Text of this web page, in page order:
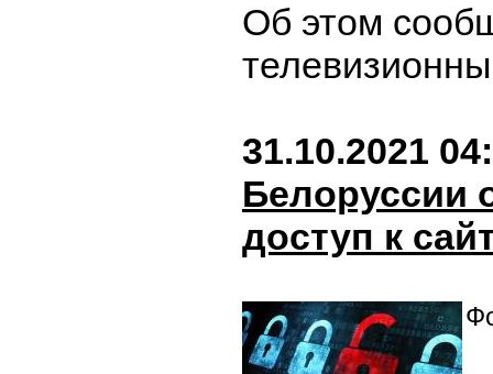
Об этом
31.10.2021
Белоруссии
доступ к